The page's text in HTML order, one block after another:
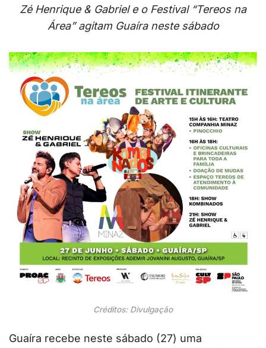
Zé Henrique & Gabriel e o Festival “Tereos na
Área” agitam Guaíra neste sábado
Créditos: Divulgação
Guaíra recebe neste sábado (27) uma